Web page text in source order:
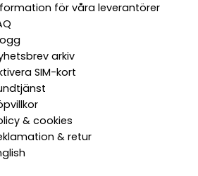
för våra leverantörer
arkiv
SIM-kort
& cookies
& retur